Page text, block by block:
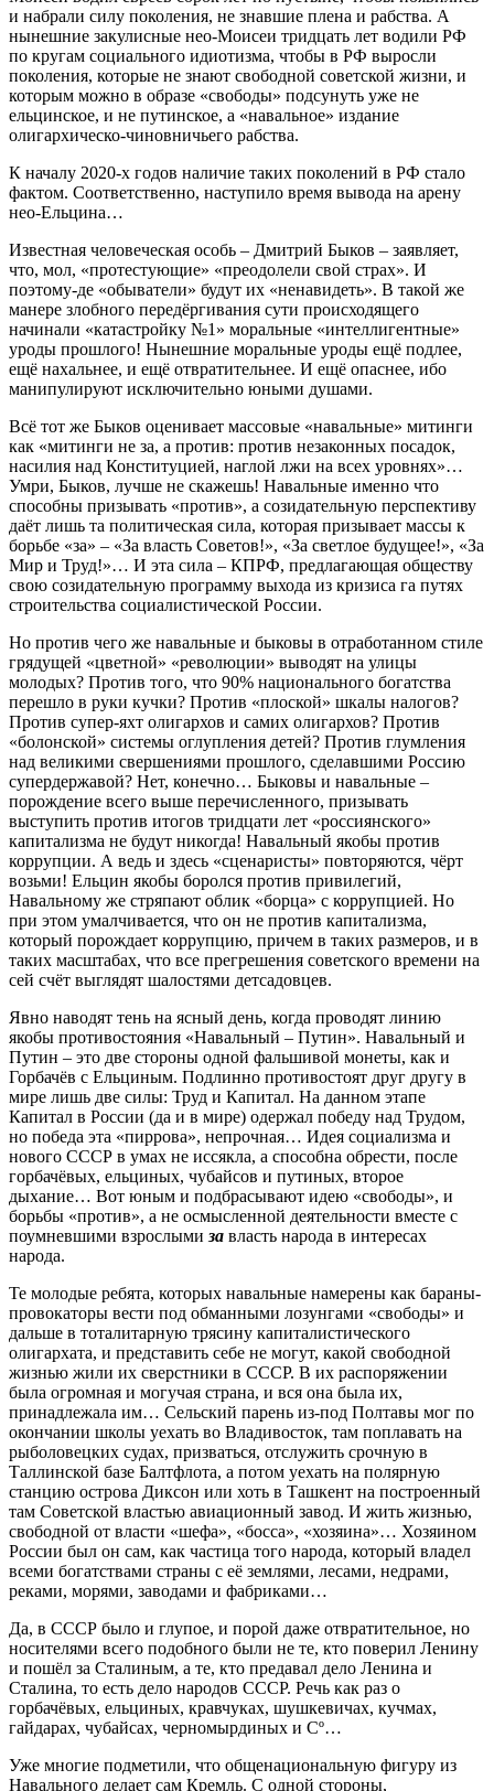
и набрали силу поколения, не знавшие плена и рабства. А
нынешние закулисные нео-Моисеи тридцать лет водили РФ
по кругам социального идиотизма, чтобы в РФ выросли
поколения, которые не знают свободной советской жизни, и
которым можно в образе «свободы» подсунуть уже не
ельцинское, и не путинское, а «навальное» издание
олигархическо-чиновничьего рабства.
К началу 2020-х годов наличие таких поколений в РФ стало
фактом. Соответственно, наступило время вывода на арену
нео-Ельцина…
Известная человеческая особь – Дмитрий Быков – заявляет,
что, мол, «протестующие» «преодолели свой страх». И
поэтому-де «обыватели» будут их «ненавидеть». В такой же
манере злобного передёргивания сути происходящего
начинали «катастройку №1» моральные «интеллигентные»
уроды прошлого! Нынешние моральные уроды ещё подлее,
ещё нахальнее, и ещё отвратительнее. И ещё опаснее, ибо
манипулируют исключительно юными душами.
Всё тот же Быков оценивает массовые «навальные» митинги
как «митинги не за, а против: против незаконных посадок,
насилия над Конституцией, наглой лжи на всех уровнях»…
Умри, Быков, лучше не скажешь! Навальные именно что
способны призывать «против», а созидательную перспективу
даёт лишь та политическая сила, которая призывает массы к
борьбе «за» – «За власть Советов!», «За светлое будущее!», «За
Мир и Труд!»… И эта сила – КПРФ, предлагающая обществу
свою созидательную программу выхода из кризиса га путях
строительства социалистической России.
Но против чего же навальные и быковы в отработанном стиле
грядущей «цветной» «революции» выводят на улицы
молодых? Против того, что 90% национального богатства
перешло в руки кучки? Против «плоской» шкалы налогов?
Против супер-яхт олигархов и самих олигархов? Против
«болонской» системы оглупления детей? Против глумления
над великими свершениями прошлого, сделавшими Россию
супердержавой? Нет, конечно… Быковы и навальные –
порождение всего выше перечисленного, призывать
выступить против итогов тридцати лет «россиянского»
капитализма не будут никогда! Навальный якобы против
коррупции. А ведь и здесь «сценаристы» повторяются, чёрт
возьми! Ельцин якобы боролся против привилегий,
Навальному же стряпают облик «борца» с коррупцией. Но
при этом умалчивается, что он не против капитализма,
который порождает коррупцию, причем в таких размеров, и в
таких масштабах, что все прегрешения советского времени на
сей счёт выглядят шалостями детсадовцев.
Явно наводят тень на ясный день, когда проводят линию
якобы противостояния «Навальный – Путин». Навальный и
Путин – это две стороны одной фальшивой монеты, как и
Горбачёв с Ельциным. Подлинно противостоят друг другу в
мире лишь две силы: Труд и Капитал. На данном этапе
Капитал в России (да и в мире) одержал победу над Трудом,
но победа эта «пиррова», непрочная… Идея социализма и
нового СССР в умах не иссякла, а способна обрести, после
горбачёвых, ельциных, чубайсов и путиных, второе
дыхание… Вот юным и подбрасывают идею «свободы», и
борьбы «против», а не осмысленной деятельности вместе с
поумневшими взрослыми за власть народа в интересах
народа.
Те молодые ребята, которых навальные намерены как бараны-
провокаторы вести под обманными лозунгами «свободы» и
дальше в тоталитарную трясину капиталистического
олигархата, и представить себе не могут, какой свободной
жизнью жили их сверстники в СССР. В их распоряжении
была огромная и могучая страна, и вся она была их,
принадлежала им… Сельский парень из-под Полтавы мог по
окончании школы уехать во Владивосток, там поплавать на
рыболовецких судах, призваться, отслужить срочную в
Таллинской базе Балтфлота, а потом уехать на полярную
станцию острова Диксон или хоть в Ташкент на построенный
там Советской властью авиационный завод. И жить жизнью,
свободной от власти «шефа», «босса», «хозяина»… Хозяином
России был он сам, как частица того народа, который владел
всеми богатствами страны с её землями, лесами, недрами,
реками, морями, заводами и фабриками…
Да, в СССР было и глупое, и порой даже отвратительное, но
носителями всего подобного были не те, кто поверил Ленину
и пошёл за Сталиным, а те, кто предавал дело Ленина и
Сталина, то есть дело народов СССР. Речь как раз о
горбачёвых, ельциных, кравчуках, шушкевичах, кучмах,
гайдарах, чубайсах, черномырдиных и Сº…
Уже многие подметили, что общенациональную фигуру из
Навального делает сам Кремль. С одной стороны,